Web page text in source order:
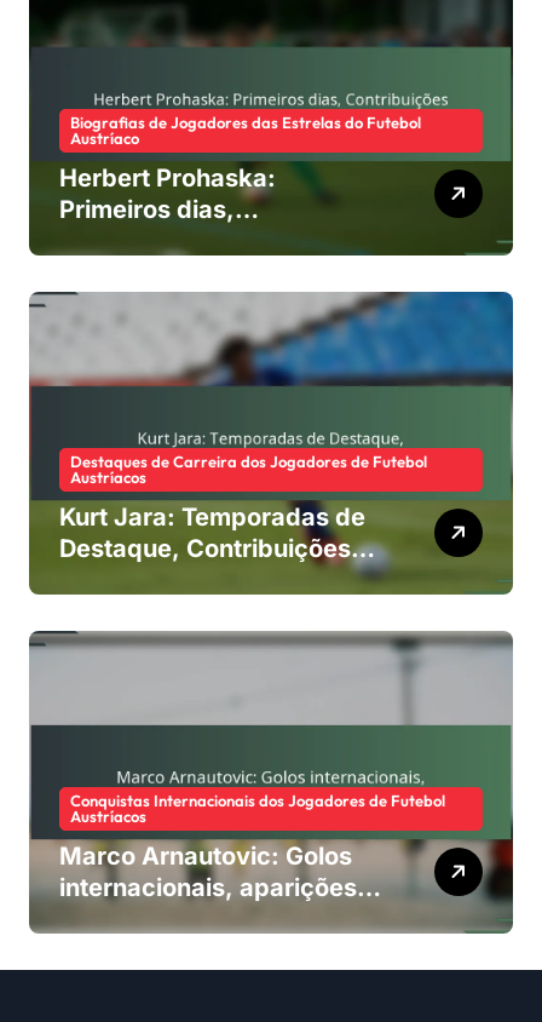
Biografias de Jogadores das Estrelas do Futebol
Austríaco
Herbert Prohaska:
Primeiros dias,
Destaques de Carreira dos Jogadores de Futebol
Austríacos
Kurt Jara: Temporadas de
Destaque, Contribuições
Conquistas Internacionais dos Jogadores de Futebol
Austríacos
Marco Arnautovic: Golos
internacionais, aparições
no Euro, impacto na Copa